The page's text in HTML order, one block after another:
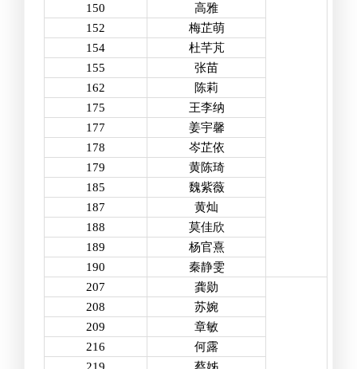
150
高雅
152
梅芷萌
154
杜芊芃
155
张苗
162
陈莉
175
王李纳
177
姜宇馨
178
岑芷依
179
黄陈琦
185
魏紫薇
187
黄灿
188
莫佳欣
189
杨官熹
190
秦静雯
207
龚勋
208
苏婉
209
章敏
216
何露
219
蔡姊